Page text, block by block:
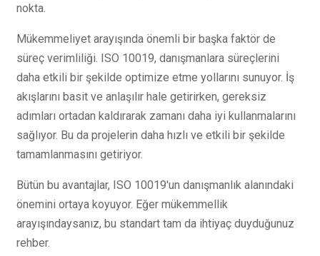
nokta.
Mükemmeliyet arayışında önemli bir başka faktör de
süreç verimliliği. ISO 10019, danışmanlara süreçlerini
daha etkili bir şekilde optimize etme yollarını sunuyor. İş
akışlarını basit ve anlaşılır hale getirirken, gereksiz
adımları ortadan kaldırarak zamanı daha iyi kullanmalarını
sağlıyor. Bu da projelerin daha hızlı ve etkili bir şekilde
tamamlanmasını getiriyor.
Bütün bu avantajlar, ISO 10019'un danışmanlık alanındaki
önemini ortaya koyuyor. Eğer mükemmellik
arayışındaysanız, bu standart tam da ihtiyaç duyduğunuz
rehber.